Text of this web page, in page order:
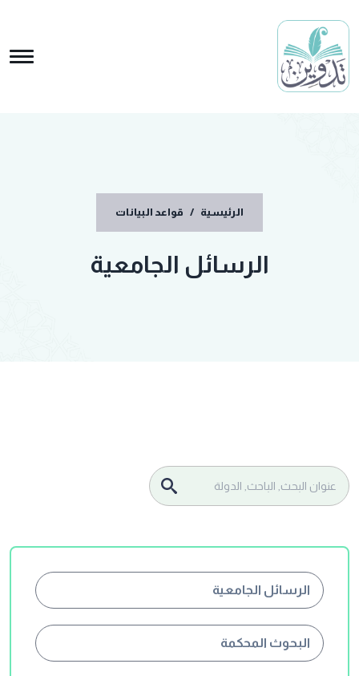
الرئيسية / قواعد البيانات
الرسائل الجامعية
الرسائل الجامعية
البحوث المحكمة